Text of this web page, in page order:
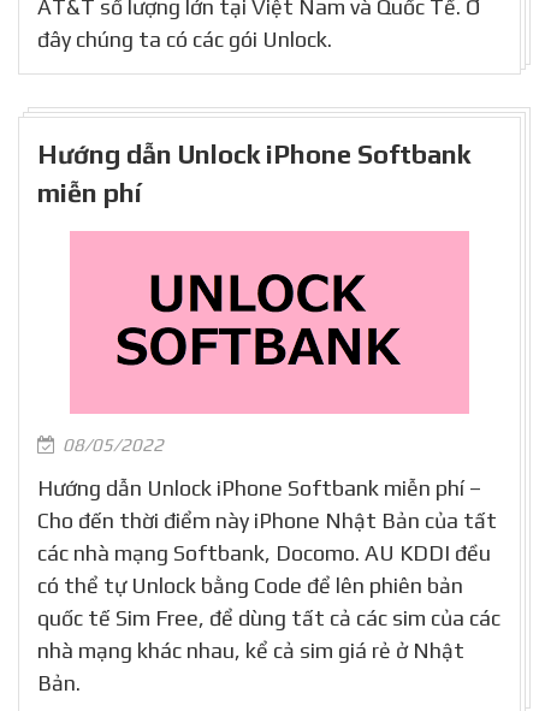
AT&T số lượng lớn tại Việt Nam và Quốc Tế. Ở
đây chúng ta có các gói Unlock.
Hướng dẫn Unlock iPhone Softbank
miễn phí
08/05/2022
Hướng dẫn Unlock iPhone Softbank miễn phí –
Cho đến thời điểm này iPhone Nhật Bản của tất
các nhà mạng Softbank, Docomo. AU KDDI đều
có thể tự Unlock bằng Code để lên phiên bản
quốc tế Sim Free, để dùng tất cả các sim của các
nhà mạng khác nhau, kể cả sim giá rẻ ở Nhật
Bản.